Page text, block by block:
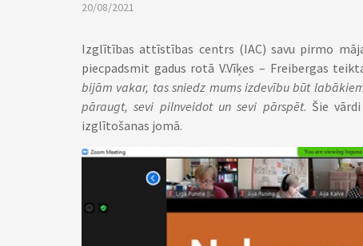
20/08/2021
Izglītības attīstības centrs (IAC) savu pirmo
piecpadsmit gadus rotā V.Vīķes – Freibergas
bijām vakar, tas sniedz mums izdevību būt
pāraugt, sevi pilnveidot un sevi pārspēt. Šie
izglītošanas jomā.